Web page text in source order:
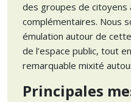
des groupes de
complémentaires. Nous
émulation autour de
de l’espace public, tout
remarquable mixité
Principales